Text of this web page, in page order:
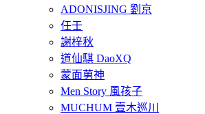
ADONISJING 劉京
任壬
謝梓秋
道仙騏 DaoXQ
蒙面莮神
Men Story 風孩子
MUCHUM 壹木巡川